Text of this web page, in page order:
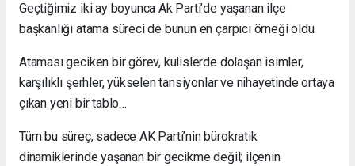
Geçtiğimiz iki ay boyunca Ak Parti’de yaşanan ilçe
başkanlığı atama süreci de bunun en çarpıcı örneği oldu.
Ataması geciken bir görev, kulislerde dolaşan isimler,
karşılıklı şerhler, yükselen tansiyonlar ve nihayetinde ortaya
çıkan yeni bir tablo…
Tüm bu süreç, sadece AK Parti’nin bürokratik
dinamiklerinde yaşanan bir gecikme değil; ilçenin